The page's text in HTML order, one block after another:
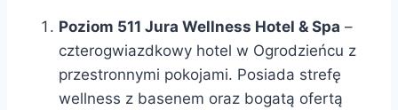
Poziom 511 Jura Wellness Hotel & Spa –
czterogwiazdkowy hotel w Ogrodzieńcu z
przestronnymi pokojami. Posiada strefę
wellness z basenem oraz bogatą ofertą